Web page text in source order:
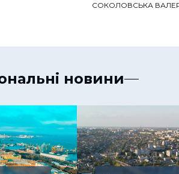
СОКОЛОВСЬКА
новини